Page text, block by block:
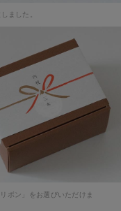
ました。
ボン」をお選びいただけま